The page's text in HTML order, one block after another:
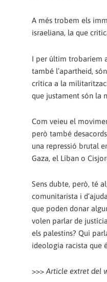
A més trobem els
israeliana, la que
I per últim trobaríem
també l’apartheid,
crítica a la
que justament són la
Com veieu el
però també
una repressió brutal
Gaza, el Líban o
Sens dubte, però, té
comunitarista i
que poden donar
volen parlar de
els palestins? Qui
ideologia racista que
>>> Article extret del